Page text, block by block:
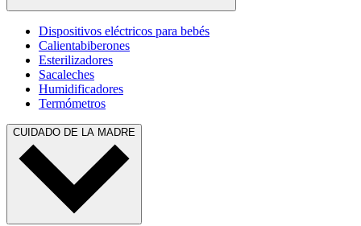
Dispositivos eléctricos para bebés
Calientabiberones
Esterilizadores
Sacaleches
Humidificadores
Termómetros
CUIDADO DE LA MADRE